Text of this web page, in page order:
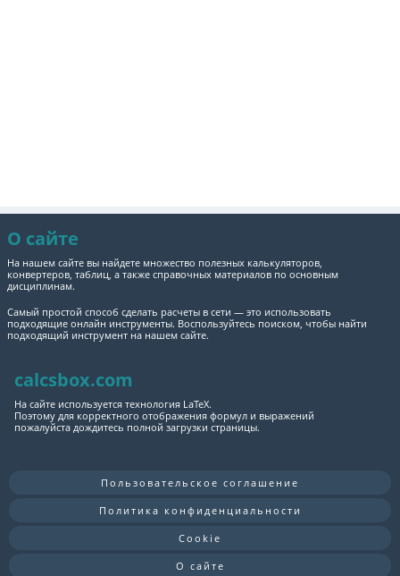
О сайте
На нашем сайте вы найдете множество полезных калькуляторов,
конвертеров, таблиц, а также справочных материалов по основным
дисциплинам.
Самый простой способ сделать расчеты в сети — это использовать
подходящие онлайн инструменты. Воспользуйтесь поиском, чтобы найти
подходящий инструмент на нашем сайте.
calcsbox.com
На сайте используется технология LaTeX.
Поэтому для корректного отображения формул и выражений
пожалуйста дождитесь полной загрузки страницы.
Пользовательское соглашение
Политика конфиденциальности
Cookie
О сайте